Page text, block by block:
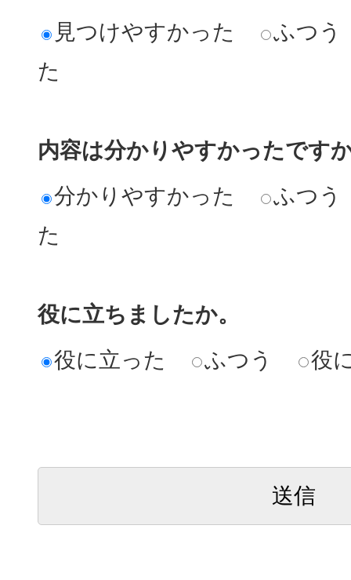
見つけやすかった
ふつう
た
内容は分かりやすかったです
分かりやすかった
ふつう
た
役に立ちましたか。
役に立った
ふつう 役